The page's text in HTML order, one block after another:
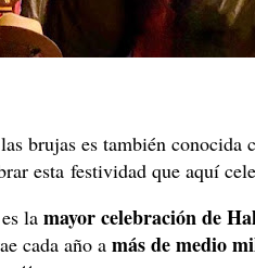
brujas es también
esta festividad que aquí
es la mayor celebración de
cada año a más de medio